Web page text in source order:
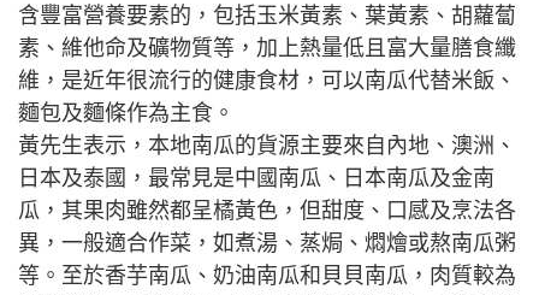
含豐富營養要素的，包括玉米黃素、葉黃素、胡蘿蔔
素、維他命及礦物質等，加上熱量低且富大量膳食纖
維，是近年很流行的健康食材，可以南瓜代替米飯、
麵包及麵條作為主食。
黃先生表示，本地南瓜的貨源主要來自內地、澳洲、
日本及泰國，最常見是中國南瓜、日本南瓜及金南
瓜，其果肉雖然都呈橘黃色，但甜度、口感及烹法各
異，一般適合作菜，如煮湯、蒸焗、燜燴或熬南瓜粥
等。至於香芋南瓜、奶油南瓜和貝貝南瓜，肉質較為